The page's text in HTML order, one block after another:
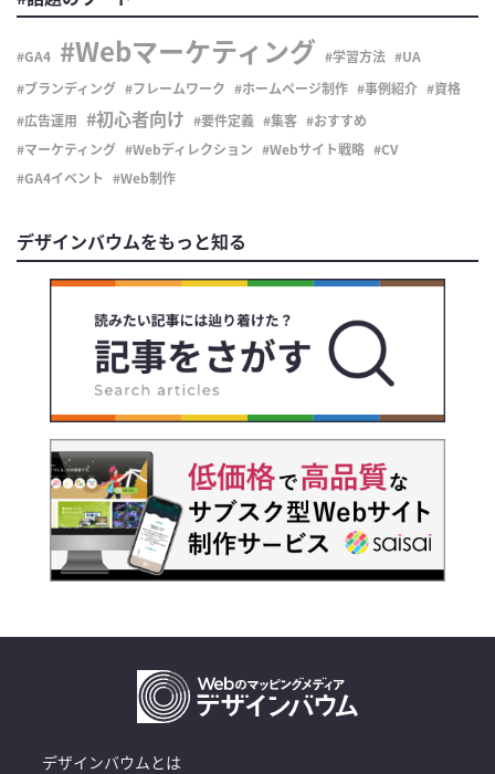
GA4 Webマーケティング 学習方法
UA
ブランディング
フレームワーク ホームページ制作 事例紹介
資格
広告運用
初心者向け 要件定義 集客
おすすめ
マーケティング
Webディレクション Webサイト戦略
CV
GA4イベント
Web制作
デザインバウムをもっと知る
デザインバウムとは